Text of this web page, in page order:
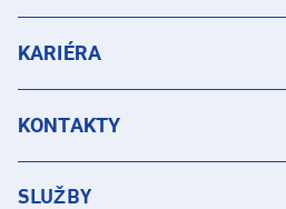
KARIÉRA
KONTAKTY
SLUŽBY